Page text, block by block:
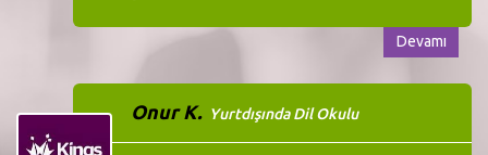
Devamı
Onur K. Yurtdışında Dil Okulu